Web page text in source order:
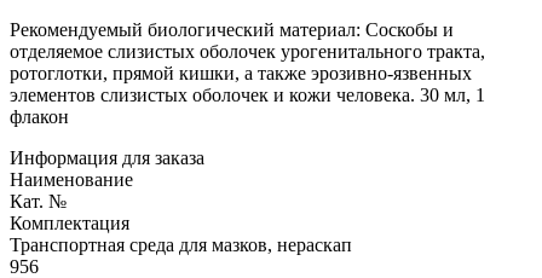
Рекомендуемый биологический материал: Соскобы и
отделяемое слизистых оболочек урогенитального тракта,
ротоглотки, прямой кишки, а также эрозивно-язвенных
элементов слизистых оболочек и кожи человека. 30 мл, 1
флакон
Информация для заказа
Наименование
Кат. №
Комплектация
Транспортная среда для мазков, нераскап
956